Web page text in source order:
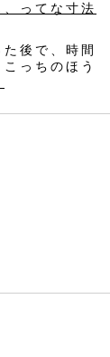
ってな寸法
後で、時間
っちのほう